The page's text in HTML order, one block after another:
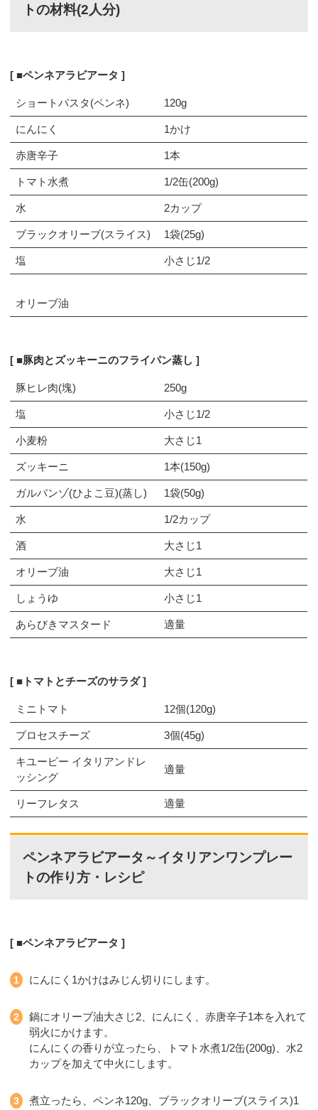
トの材料(2人分)
■ペンネアラビアータ
ショートパスタ(ペンネ) 120g
にんにく 1かけ
赤唐辛子 1本
トマト水煮 1/2缶(200g)
水 2カップ
ブラックオリーブ(スライス) 1袋(25g)
塩 小さじ1/2
オリーブ油
■豚肉とズッキーニのフライパン蒸し
豚ヒレ肉(塊) 250g
塩 小さじ1/2
小麦粉 大さじ1
ズッキーニ 1本(150g)
ガルバンゾ(ひよこ豆)(蒸し) 1袋(50g)
水 1/2カップ
酒 大さじ1
オリーブ油 大さじ1
しょうゆ 小さじ1
あらびきマスタード 適量
■トマトとチーズのサラダ
ミニトマト 12個(120g)
プロセスチーズ 3個(45g)
キユーピー イタリアンドレ
ッシング
適量
リーフレタス 適量
ペンネアラビアータ～イタリアンワンプレー
トの作り方・レシピ
■ペンネアラビアータ
にんにく1かけはみじん切りにします。
鍋にオリーブ油大さじ2、にんにく、赤唐辛子1本を入れて
弱火にかけます。
にんにくの香りが立ったら、トマト水煮1/2缶(200g)、水2
カップを加えて中火にします。
煮立ったら、ペンネ120g、ブラックオリーブ(スライス)1